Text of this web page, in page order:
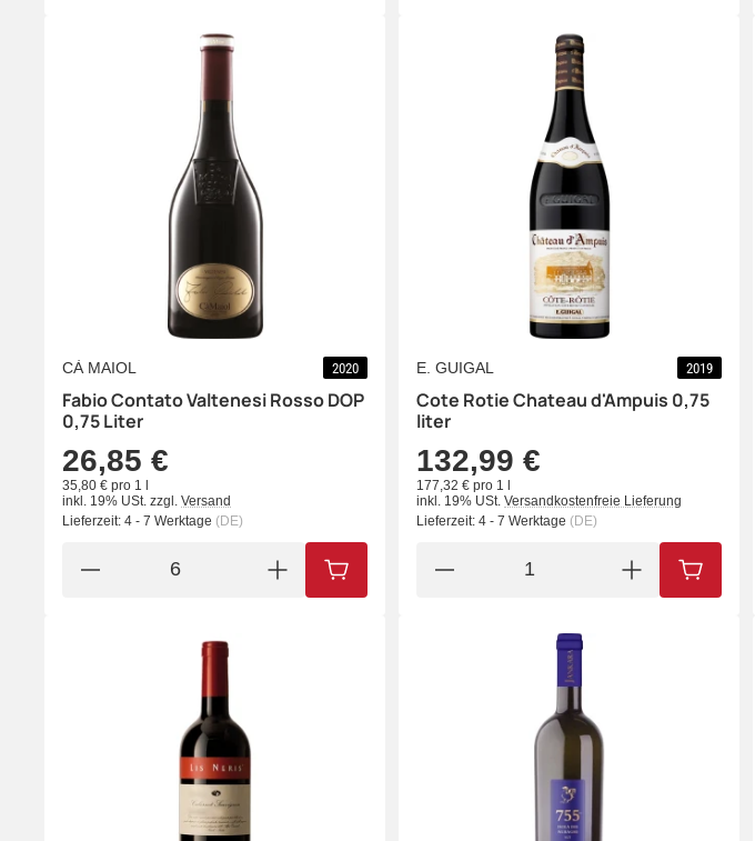
CÀ MAIOL 2020
Fabio Contato Valtenesi Rosso DOP
0,75 Liter
26,85 €
35,80 € pro 1 l
inkl. 19% USt. zzgl. Versand
Lieferzeit: 4 - 7 Werktage (DE)
IN DEN WARENKORB
E. GUIGAL 2019
Cote Rotie Chateau d'Ampuis 0,75
liter
132,99 €
177,32 € pro 1 l
inkl. 19% USt. Versandkostenfreie Lieferung
Lieferzeit: 4 - 7 Werktage (DE)
IN DEN